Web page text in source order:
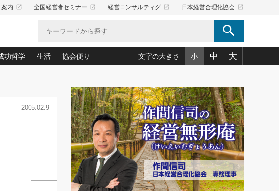
内 launch 全国経営者セミナー launch 経営コンサルティグ launch 日本経営合理化協会 launch
search
2026.08.5
第86回 「言葉狩り」
もっとみる
やっておきたいこと(34)
メントの予防策(10)
れる「ウェルビーイング経営入
”お店の仕組みづくり(210)
の現場改善(174)
からお願いしたいと思われる 気配りの達人(127)
対応 実践マニュアル(92)
対応の新知識と新常識(57)
員に育てる！ 社員教育の決め手(203)
の「中小企業の人育て」(38)
功哲学
中国哲学に学ぶ 不況は会社守成の好機(38)
令和時代の「社長の人間力の磨き方」(86)
先人の名句名言の教え 東洋思想に学ぶ経営学(132)
渡部昇一の「日本の指導者たち」(32)
経営に活かす“十八史略”(30)
生活
おのころ心平の ──社長のための「か・ら・だマネジメント」
(50)
デジタルＡＶを味方に！新・仕事術(180)
リーダー脳の鍛え方(32)
ワインを楽しむ基礎レッスン(12)
必読！社長が読むべき今月の4冊(88)
眼と耳で楽しむ読書術(162)
協会便り
「愛読者通信」著者インタビュー(44)
ビジネス見聞録 経営ニュース(100)
作間信司の経営無形庵(けいえいむぎょうあん)(166)
経営セミナー情報局(1)
繁栄への着眼点 牟田太陽(76)
講話を聞いて学ぼう 実学・耳学・磨く「ミミガク」のすすめ
(7)
文字の大きさ 小 中 大
2005.02.9